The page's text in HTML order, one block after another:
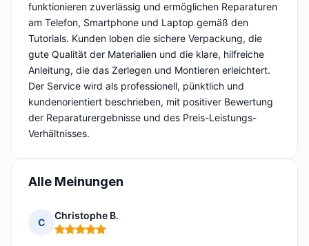
funktionieren zuverlässig und ermöglichen Reparaturen
am Telefon, Smartphone und Laptop gemäß den
Tutorials. Kunden loben die sichere Verpackung, die
gute Qualität der Materialien und die klare, hilfreiche
Anleitung, die das Zerlegen und Montieren erleichtert.
Der Service wird als professionell, pünktlich und
kundenorientiert beschrieben, mit positiver Bewertung
der Reparaturergebnisse und des Preis-Leistungs-
Verhältnisses.
Alle Meinungen
C
Christophe B.
Hinweis: 5 von 5